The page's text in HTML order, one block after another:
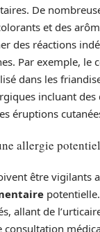
De
et des
des réactions
Par exemple, le
dans les
incluant des
éruptions
allergie
être vigilants
allant de
consultation